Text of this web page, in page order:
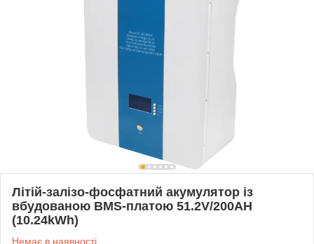
Літій-залізо-фосфатний акумулятор із
вбудованою BMS-платою 51.2V/200AH
(10.24kWh)
Немає в наявності